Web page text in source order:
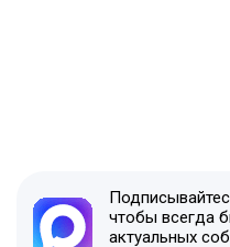
чтобы всегда
актуальных